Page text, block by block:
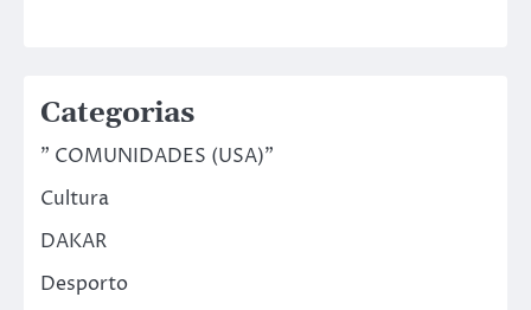
Categorias
" COMUNIDADES (USA)"
Cultura
DAKAR
Desporto